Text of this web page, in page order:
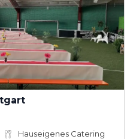
Hauseigenes Catering